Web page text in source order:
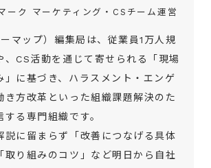
ーク マーケティング・CSチーム運営
マップ）編集局は、従業員1万人規
、CS活動を通じて寄せられる「現場
」に基づき、ハラスメント・エンゲ
き方改革といった組織課題解決のた
る専門組織です。
説に留まらず「改善につなげる具体
取り組みのコツ」など明日から自社